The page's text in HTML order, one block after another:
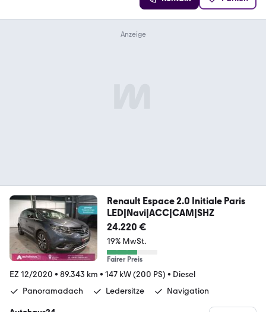
Renault Espace 2.0 Initiale Paris
LED|Navi|ACC|CAM|SHZ
24.220 €
19% MwSt.
Fairer Preis
EZ 12/2020 • 89.343 km • 147 kW (200 PS) • Diesel
Panoramadach
Ledersitze Navigation